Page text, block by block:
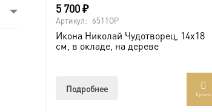
5 700₽
Артикул: 6511OP
Икона Николай Чудотворец, 14х18
см, в окладе, на дереве
Подробнее
Купить